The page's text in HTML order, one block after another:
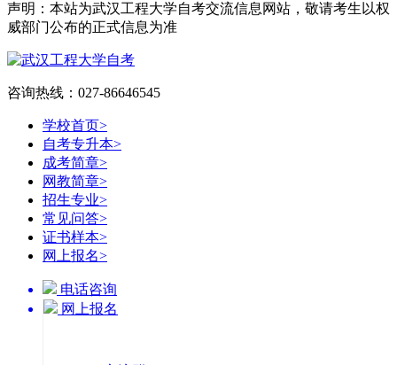
声明：本站为武汉工程大学自考交流信息网站，敬请考生以权
威部门公布的正式信息为准
咨询热线：027-86646545
学校首页>
自考专升本>
成考简章>
网教简章>
招生专业>
常见问答>
证书样本>
网上报名>
电话咨询
网上报名